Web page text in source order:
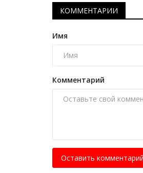
КОММЕНТАРИИ
Имя
Комментарий
Оставить комментарий
Подборка самых
Рavlodarnews.kz